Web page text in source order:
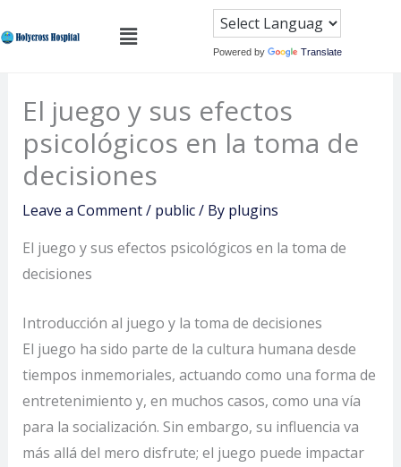
to
Menu
Powered by Translate
El juego y sus efectos
psicológicos en la toma de
decisiones
Leave a Comment/ public/ By plugins
El juego y sus efectos psicológicos en la toma de
decisiones
Introducción al juego y la toma de decisiones
El juego ha sido parte de la cultura humana desde
tiempos inmemoriales, actuando como una forma de
entretenimiento y, en muchos casos, como una vía
para la socialización. Sin embargo, su influencia va
más allá del mero disfrute; el juego puede impactar